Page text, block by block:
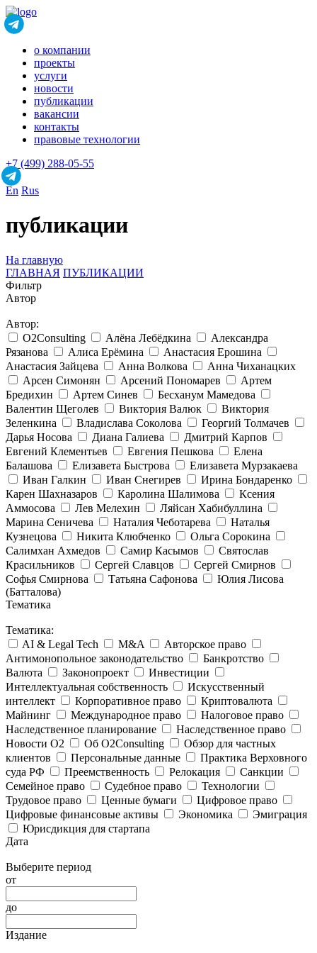
о компании
проекты
услуги
новости
публикации
вакансии
контакты
правовые технологии
+7 (499) 288-05-55
En Rus
публикации
На главную
ГЛАВНАЯ ПУБЛИКАЦИИ
Фильтр
Автор
Автор:
O2Consulting
Алёна Лебёдкина
Александра
Рязанова
Алиса Ерёмина
Анастасия Ерошина
Анастасия Зайцева
Анна Волкова
Анна Чиханацких
Арсен Симонян
Арсений Пономарев
Артем
Бредихин
Артем Синев
Бесханум Мамедова
Валентин Щеголев
Виктория Валюк
Виктория
Зеленкина
Владислава Соколова
Георгий Толмачев
Дарья Носова
Диана Галиева
Дмитрий Карпов
Евгений Клементьев
Евгения Пешкова
Елена
Балашова
Елизавета Быстрова
Елизавета Мурзакаева
Иван Галкин
Иван Снегирев
Ирина Бондаренко
Карен Шахназаров
Каролина Шалимова
Ксения
Аммосова
Лев Мелехин
Ляйсан Хабибуллина
Марина Сеничева
Наталия Чеботарева
Наталья
Кузнецова
Никита Клюбченко
Ольга Сорокина
Салимхан Ахмедов
Самир Касымов
Святослав
Красильников
Сергей Славцов
Сергей Смирнов
Софья Смирнова
Татьяна Сафонова
Юлия Лисова
(Батталова)
Тематика
Тематика:
AI & Legal Tech
M&A
Авторское право
Антимонопольное законодательство
Банкротство
Валюта
Законопроект
Инвестиции
Интеллектуальная собственность
Искусственный
интеллект
Корпоративное право
Криптовалюта
Майнинг
Международное право
Налоговое право
Наследственное планирование
Наследственное право
Новости O2
Об O2Consulting
Обзор для частных
клиентов
Персональные данные
Практика Верховного
суда РФ
Преемственность Релокация
Санкции
Семейное право
Судебное право
Технологии
Трудовое право
Ценные бумаги
Цифровое право
Цифровые финансовые активы
Экономика
Эмиграция
Юрисдикция для стартапа
Дата
Выберите период
от
до
Издание